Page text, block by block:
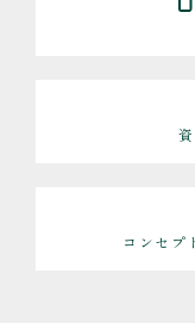
コンセプ